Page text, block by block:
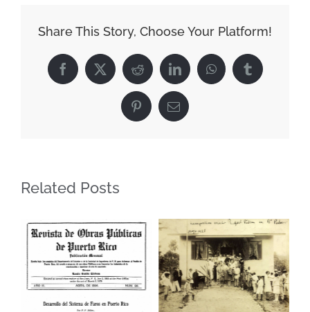
Número
dedicado
Share This Story, Choose Your Platform!
Facebook
X Reddit LinkedInWhatsAppTumblr
PinterestEmail
Related Posts